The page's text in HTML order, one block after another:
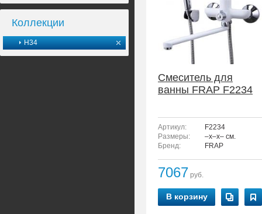
Коллекции
H34
Смеситель для
ванны FRAP F2234
Артикул:
F2234
Размеры:
–x–x– см.
Бренд:
FRAP
7067 руб.
В корзину